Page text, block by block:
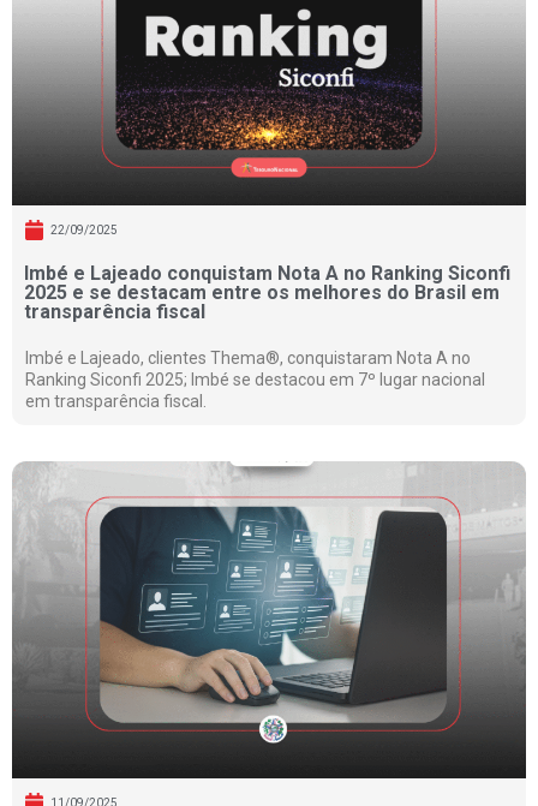
22/09/2025
Imbé e Lajeado conquistam Nota A no Ranking Siconfi
2025 e se destacam entre os melhores do Brasil em
transparência fiscal
Imbé e Lajeado, clientes Thema®, conquistaram Nota A no
Ranking Siconfi 2025; Imbé se destacou em 7º lugar nacional
em transparência fiscal.
11/09/2025